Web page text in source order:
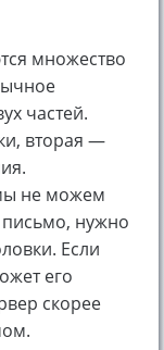
множество
частей.
вторая —
не можем
письмо, нужно
Если
его
скорее